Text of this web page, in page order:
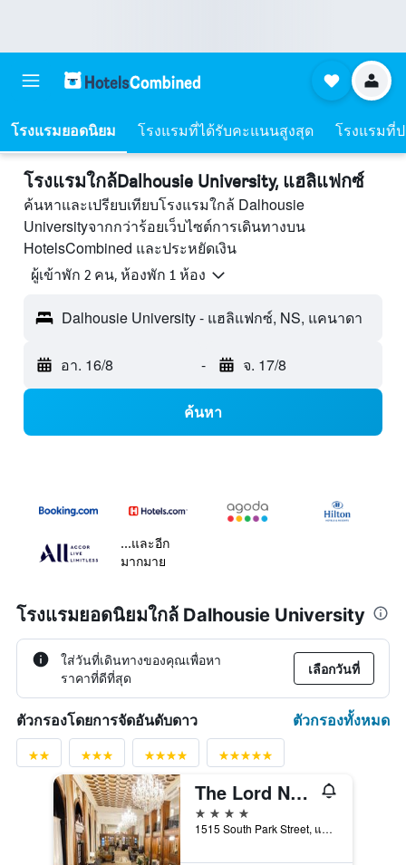
โรงแรมยอดนิยม โรงแรมที่ได้รับคะแนนสูงสุด โรงแรมที่
โรงแรมใกล้Dalhousie University, แฮลิแฟกซ์
ค้นหาและเปรียบเทียบโรงแรมใกล้ Dalhousie
Universityจากกว่าร้อยเว็บไซต์การเดินทางบน
HotelsCombined และประหยัดเงิน
ผู้เข้าพัก 2 คน, ห้องพัก 1 ห้อง
Dalhousie University - แฮลิแฟกซ์, NS, แคนาดา
อา. 16/8 - จ. 17/8
ค้นหา
...และอีก
มากมาย
โรงแรมยอดนิยมใกล้ Dalhousie University
ใส่วันที่เดินทางของคุณเพื่อหา
ราคาที่ดีที่สุด
เลือกวันที่
ตัวกรองโดยการจัดอันดับดาว ตัวกรองทั้งหมด
The Lord Nelson Hotel & Suites
4 ดาว
1515 South Park Street, แฮลิแฟกซ์, NS, แคนาดา